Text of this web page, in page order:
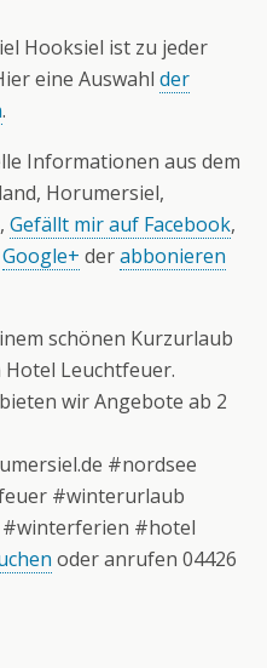
Hooksiel ist zu jeder
eine Auswahl der
.
Informationen aus dem
Horumersiel,
Gefällt mir auf Facebook,
Google+ derabbonieren
schönen Kurzurlaub
Leuchtfeuer.
wir Angebote ab 2
#nordsee
#winterurlaub
#hotel
oder anrufen 04426